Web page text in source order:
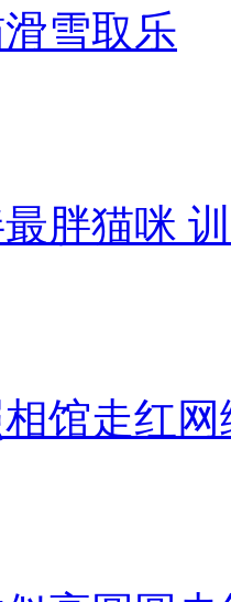
雪取乐
胖猫咪
馆走红网